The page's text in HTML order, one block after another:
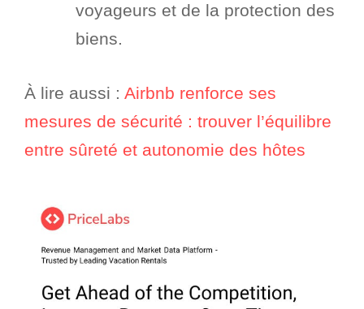
voyageurs et de la protection des
biens.
À lire aussi : Airbnb renforce ses
mesures de sécurité : trouver l’équilibre
entre sûreté et autonomie des hôtes